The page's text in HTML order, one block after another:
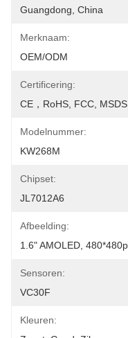
Guangdong, China
Merknaam:
OEM/ODM
Certificering:
CE，RoHS, FCC, MSDS
Modelnummer:
KW268M
Chipset:
JL7012A6
Afbeelding:
1.6" AMOLED,
Sensoren:
VC30F
Kleuren: